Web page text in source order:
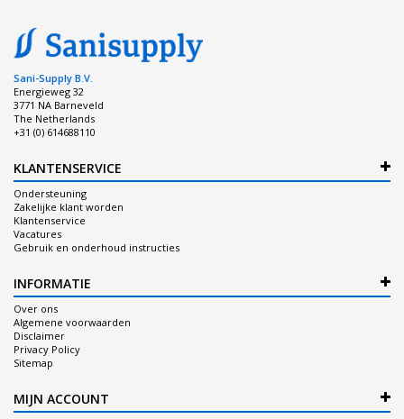
Sani-Supply B.V.
Energieweg 32
3771 NA Barneveld
The Netherlands
+31 (0) 614688110
KLANTENSERVICE
Ondersteuning
Zakelijke klant worden
Klantenservice
Vacatures
Gebruik en onderhoud instructies
INFORMATIE
Over ons
Algemene voorwaarden
Disclaimer
Privacy Policy
Sitemap
MIJN ACCOUNT